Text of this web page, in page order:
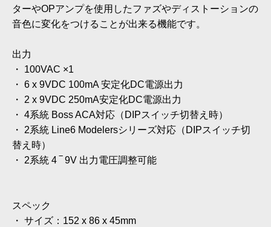
ターやOPアンプを使用したファズやディストーションの
音色に変化をつけることが出来る機能です。
出力
・ 100VAC ×1
・ 6 x 9VDC 100mA 安定化DC電源出力
・ 2 x 9VDC 250mA安定化DC電源出力
・ 4系統 Boss ACA対応（DIPスイッチ切替え時）
・ 2系統 Line6 Modelersシリーズ対応（DIPスイッチ切
替え時）
・ 2系統 4 ‾ 9V 出力電圧調整可能
スペック
・ サイズ：152 x 86 x 45mm